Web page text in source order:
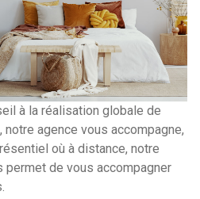
à la réalisation globale de
agence vous accompagne,
où à distance, notre
permet de vous accompagner